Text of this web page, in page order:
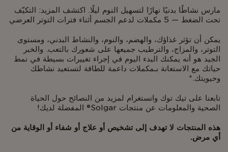
مارس نشاطًا بدنيًا نهارًا لتسهيل النوم ليلًا. اكتشف المزيد: التكيّف
تحت الضغط — 5 مكملات لدعم الجسم أثناء فترات التوتر العرضي
يمكن أن تؤثر غذاؤك، والهضم، والنوم، والنشاط البدني، ومستوى
التوتر، والمزاج، والترطيب جميعها على شعورك بالتعب. والخبر
الجيد هو أنه يمكنك البدء اليوم في إجراء تغييرات بسيطة في نمط
حياتك مع الاستعانة بـمكملات داعمة للطاقة لتستعيد نشاطك
وحيويتك.*
تابعنا على تيك توك وانستغرام لمزيد من النصائح حول الحياة
الصحية والمعلومات عن منتجات Solgar® المفضلة لديك!
هذه المنتجات لا تهدف إلى تشخيص أو علاج أو شفاء أو الوقاية من
أي مرض.